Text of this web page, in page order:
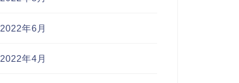
2022年6月
2022年4月